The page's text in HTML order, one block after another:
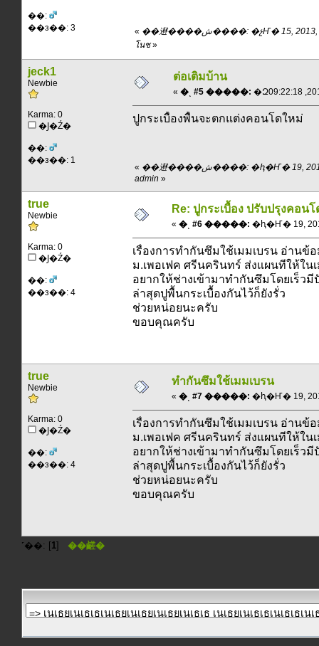
��:
��з��: 3
« ��䢤����ش����: �չҤ� 15, 2013, 20:20:59 pm ��
โนช»
jeck1
Newbie
Karma: 0
�Ϳ�Ź�
��:
��з��: 1
ต่อเติมบ้าน
« �ͺ #5 �����:
ปูกระเบื้องพื้นจะตกแต่งคอนโดใหม่
« ��䢤����ش����: �ԧ�Ҥ� 19, 2013, 08:24:40 am ��
admin »
true
Newbie
Karma: 0
�Ϳ�Ź�
��:
��з��: 4
Re: ปูกระเบื้อง ปรับปรุงคอน
« �ͺ #6 �����: �ԧ�Ҥ� 19,
เรื่องการทำกันซึมใช้เมมเบรน อ่านข้
ม.เพอเฟค ศรีนครินทร์ ส่งแผนทีให้ใน
อยากให้ช่างเข้ามาทำกันซึมโดยเร็ว
ล่าสุดปูพื้นกระเบื้องกันไว้ก็ยังรั่ว
ช่วยหน่อยนะครับ
ขอบคุณครับ
true
Newbie
Karma: 0
�Ϳ�Ź�
��:
��з��: 4
ทำกันซึมใช้เมมเบรน
« �ͺ #7 �����: �ԧ�Ҥ� 19,
เรื่องการทำกันซึมใช้เมมเบรน อ่านข้
ม.เพอเฟค ศรีนครินทร์ ส่งแผนทีให้ใน
อยากให้ช่างเข้ามาทำกันซึมโดยเร็ว
ล่าสุดปูพื้นกระเบื้องกันไว้ก็ยังรั่ว
ช่วยหน่อยนะครับ
ขอบคุณครับ
˹��: [1] ��鹺�